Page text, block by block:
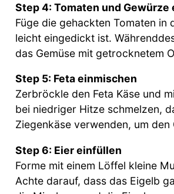
Step 4: Tomaten und Gewürze
Füge die gehackten Tomaten
leicht eingedickt ist.
das Gemüse mit getrocknetem
Step 5: Feta einmischen
Zerbröckle den Feta Käse und
bei niedriger Hitze schmelzen,
Ziegenkäse verwenden, um
Step 6: Eier einfüllen
Forme mit einem Löffel kleine
Achte darauf, dass das Eigelb